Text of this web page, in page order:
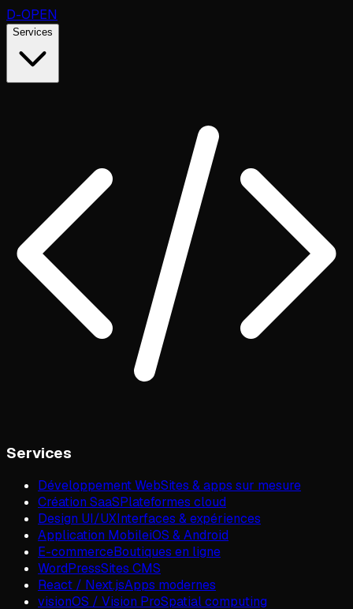
D-OPEN
Services
Services
Développement WebSites & apps sur mesure
Création SaaSPlateformes cloud
Design UI/UXInterfaces & expériences
Application MobileiOS & Android
E-commerceBoutiques en ligne
WordPressSites CMS
React / Next.jsApps modernes
visionOS / Vision ProSpatial computing